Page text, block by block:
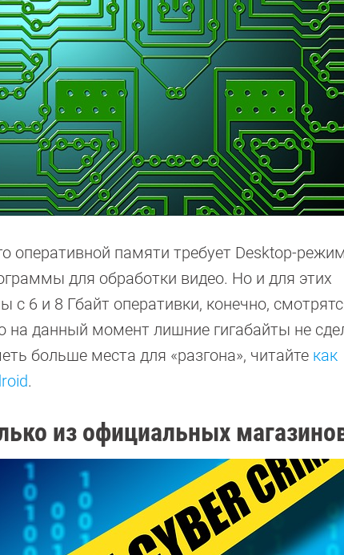
памяти требует Desktop-
для обработки видео. Но и для этих
с 6 и 8 Гбайт оперативки, конечно,
на данный момент лишние гигабайты не
больше места для «разгона», читайте как
.
из официальных